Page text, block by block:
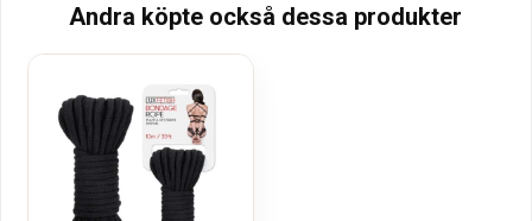
Andra köpte också dessa produkter